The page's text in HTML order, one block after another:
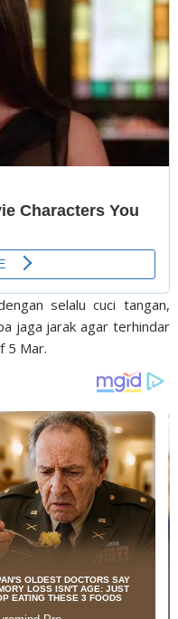
selalu cuci tangan,
jaga jarak agar terhindar
5 Mar.